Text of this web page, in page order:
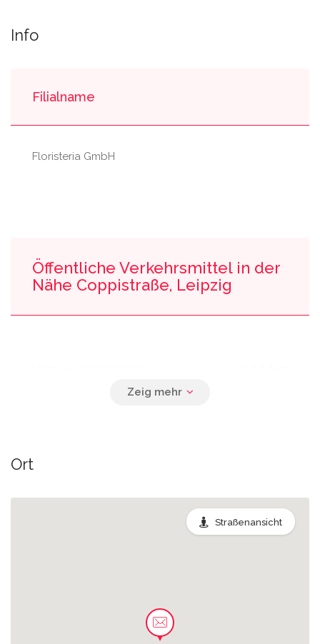
Info
Filialname
Floristeria GmbH
Öffentliche Verkehrsmittel in der
Nähe Coppistraße, Leipzig
S-Bahnhof Coppiplatz 0.02 km
Ort
Straßenansicht